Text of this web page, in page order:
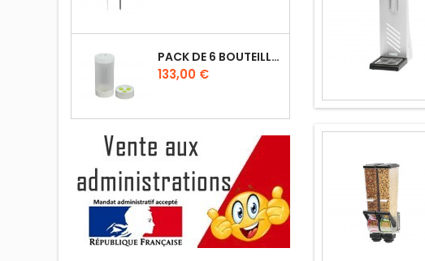
PACK DE 6 BOUTEILLES SAUCE GUN 630 ML AVEC MEMBRANE 3 TROUS
Prix
133,00 €